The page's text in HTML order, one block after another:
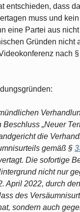
entschieden, dass
muss und
eine Partei aus
Gründen nicht
nach §
„Neuer
die
gemäß §
Die sofortige
nicht nur
April 2022, durch
des
sondern auch